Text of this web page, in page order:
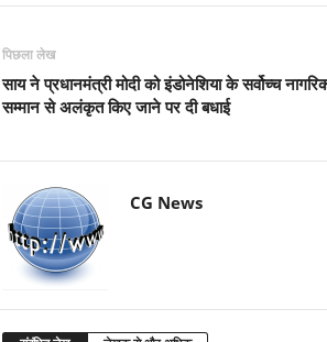
पिछला लेख
साय ने प्रधानमंत्री मोदी को इंडोनेशिया के सर्वोच्च
सम्मान से अलंकृत किए जाने पर दी बधाई
CG News